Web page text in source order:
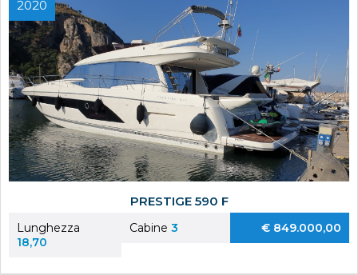
2020
PRESTIGE 590 F
Lunghezza
18,70
Cabine 3 € 849.000,00